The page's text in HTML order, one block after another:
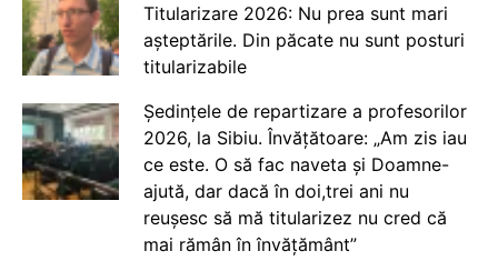
Titularizare 2026: Nu prea sunt mari
așteptările. Din păcate nu sunt posturi
titularizabile
Ședințele de repartizare a profesorilor
2026, la Sibiu. Învățătoare: „Am zis iau
ce este. O să fac naveta și Doamne-
ajută, dar dacă în doi,trei ani nu
reușesc să mă titularizez nu cred că
mai rămân în învățământ”